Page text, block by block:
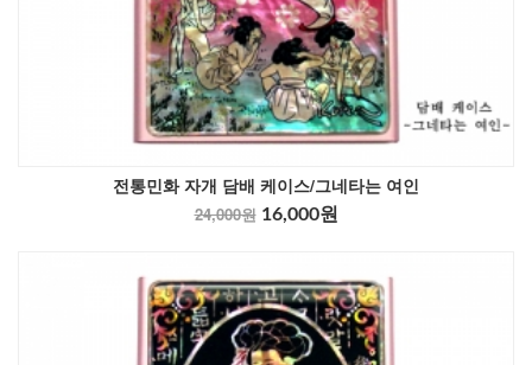
전통민화 자개 담배 케이스/그네타는 여인
24,000원 16,000원